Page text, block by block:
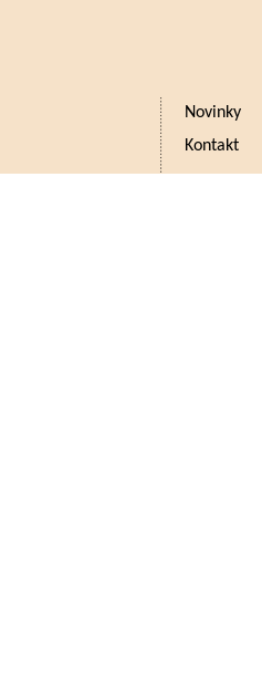
Novinky
Kontakt